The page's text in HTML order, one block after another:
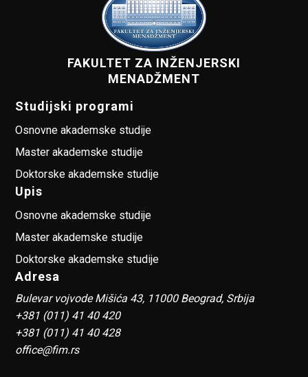
FAKULTET ZA INŽENJERSKI
MENADŽMENT
Studijski programi
Osnovne akademske studije
Master akademske studije
Doktorske akademske studije
Upis
Osnovne akademske studije
Master akademske studije
Doktorske akademske studije
Adresa
Bulevar vojvode Mišića 43, 11000 Beograd, Srbija
+381 (011) 41 40 420
+381 (011) 41 40 428
office@fim.rs